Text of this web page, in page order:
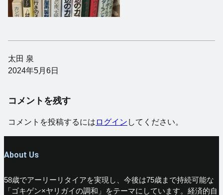
太田 泉
2024年5月6日
コメントを残す
コメントを投稿するには ログイン してください。
About Us
58歳でアーリーリタイアを実現し、今後は75歳まで持続可能な
「ゴキゲン×ヤリガイの調和」をテーマにしています。経済的自